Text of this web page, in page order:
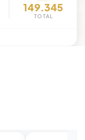
149.345
TOTAL